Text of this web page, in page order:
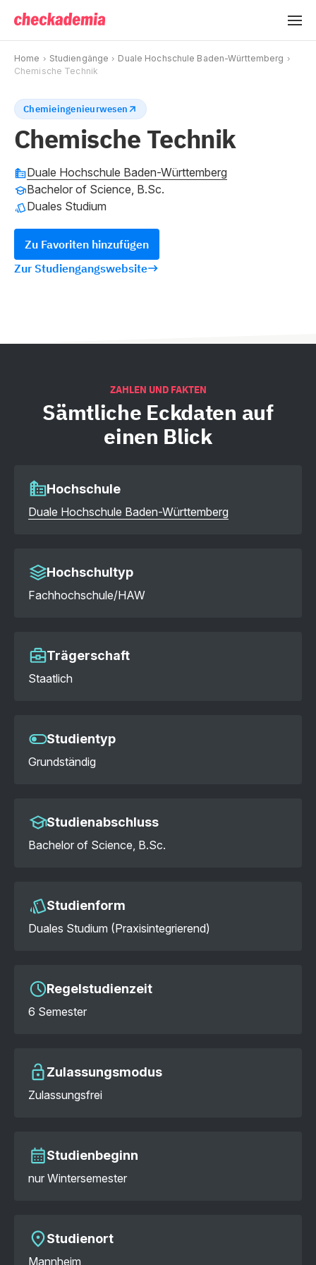
Home Studiengänge
Duale Hochschule Baden-Württemberg
Chemische Technik
Chemieingenieurwesen
Chemische Technik
Duale Hochschule Baden-Württemberg
Bachelor of Science, B.Sc.
Duales Studium
Zu Favoriten hinzufügen
Zur Studiengangswebsite
ZAHLEN UND FAKTEN
Sämtliche Eckdaten auf
einen Blick
Hochschule
Duale Hochschule Baden-Württemberg
Hochschultyp
Fachhochschule/HAW
Trägerschaft
Staatlich
Studientyp
Grundständig
Studienabschluss
Bachelor of Science, B.Sc.
Studienform
Duales Studium (Praxisintegrierend)
Regelstudienzeit
6 Semester
Zulassungsmodus
Zulassungsfrei
Studienbeginn
nur Wintersemester
Studienort
Mannheim